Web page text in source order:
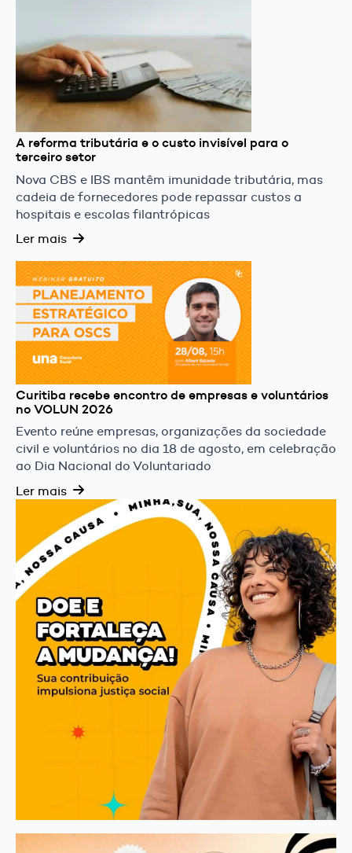
A reforma tributária e o custo invisível para o
terceiro setor
Nova CBS e IBS mantêm imunidade tributária, mas
cadeia de fornecedores pode repassar custos a
hospitais e escolas filantrópicas
Ler mais
Curitiba recebe encontro de empresas e voluntários
no VOLUN 2026
Evento reúne empresas, organizações da sociedade
civil e voluntários no dia 18 de agosto, em celebração
ao Dia Nacional do Voluntariado
Ler mais